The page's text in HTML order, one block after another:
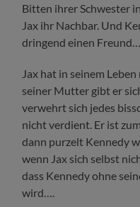
Bitten ihrer Schwester
Jax ihr Nachbar. Und
dringend einen Freund…
Jax hat in seinem
seiner Mutter gibt er
verwehrt sich jedes
nicht verdient. Er ist
dann purzelt Kennedy
wenn Jax sich selbst
dass Kennedy ohne
wird….